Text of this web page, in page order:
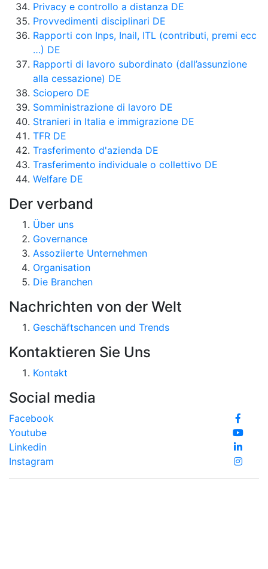
Privacy e controllo a distanza DE
Provvedimenti disciplinari DE
Rapporti con Inps, Inail, ITL (contributi, premi ecc
…) DE
Rapporti di lavoro subordinato (dall’assunzione
alla cessazione) DE
Sciopero DE
Somministrazione di lavoro DE
Stranieri in Italia e immigrazione DE
TFR DE
Trasferimento d'azienda DE
Trasferimento individuale o collettivo DE
Welfare DE
Der verband
Über uns
Governance
Assoziierte Unternehmen
Organisation
Die Branchen
Nachrichten von der Welt
Geschäftschancen und Trends
Kontaktieren Sie Uns
Kontakt
Social media
Facebook
Youtube
Linkedin
Instagram